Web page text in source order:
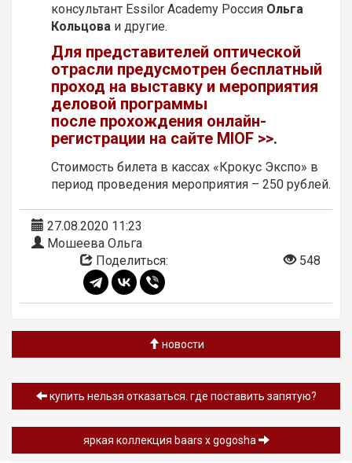
консультант Essilor Academy Россия Ольга
Кольцова и другие.
Для представителей оптической
отрасли предусмотрен бесплатный
проход на выставку и мероприятия
деловой программы
после прохождения онлайн-
регистрации на сайте MIOF >>.
Стоимость билета в кассах «Крокус Экспо» в
период проведения мероприятия – 250 рублей.
27.08.2020 11:23
Мошеева Ольга
Поделиться:
548
новости
купить нельзя отказаться. где поставить запятую?
яркая коллекция baars x gogosha